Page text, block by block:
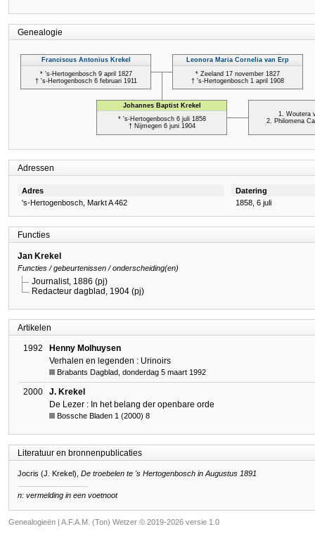
Genealogie
Adressen
Adres
Datering
's-Hertogenbosch, Markt A 462
1858, 6 juli
Functies
Jan Krekel
Functies / gebeurtenissen / onderscheiding(en)
Journalist, 1886 (pj)
Redacteur dagblad, 1904 (pj)
Artikelen
1992
Henny Molhuysen
Verhalen en legenden : Urinoirs
Brabants Dagblad, donderdag 5 maart 1992
2000
J. Krekel
De Lezer : In het belang der openbare orde
Bossche Bladen 1 (2000) 8
Literatuur en bronnenpublicaties
Jocris (J. Krekel), De troebelen te 's Hertogenbosch in Augustus 1891
n: vermelding in een voetnoot
Genealogieën | A.F.A.M. (Ton) Wetzer © 2019-2026 versie 1.0